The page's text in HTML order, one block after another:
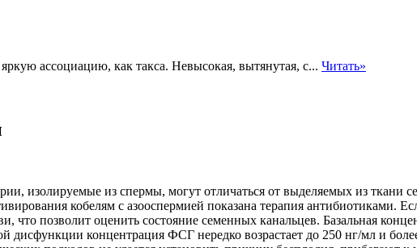
ассоциацию, как такса. Невысокая, вытянутая, с... Читать»
изолируемые из спермы, могут отличаться от выделяемых из ткани
кобелям с азооспермией показана терапия антибиотиками.
что позволит оценить состояние семенных канальцев. Базальная
дисфункции концентрация ФСГ нередко возрастает до 250 нг/мл и